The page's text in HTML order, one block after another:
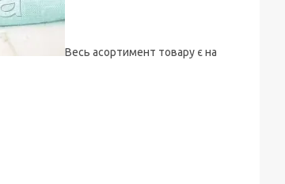
Весь асортимент товару є на